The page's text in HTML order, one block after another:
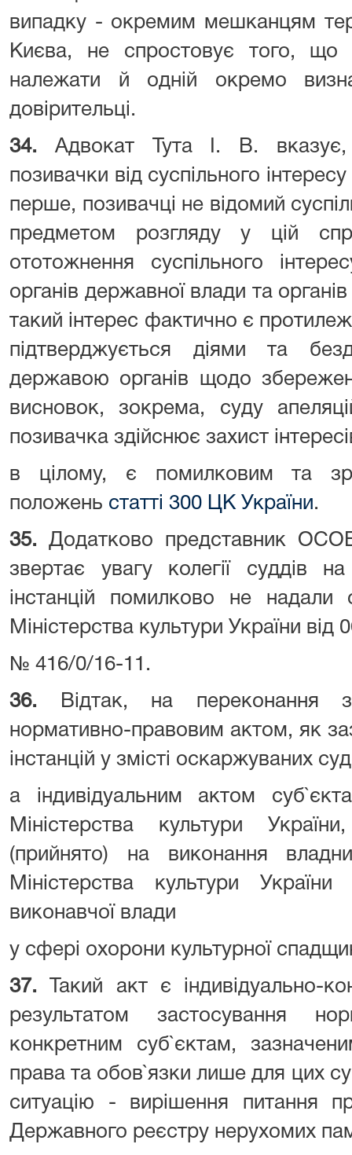
випадку - окремим мешканцям
Києва, не спростовує того,
належати й одній окремо
довірительці.
34. Адвокат Тута І. В. вказує,
позивачки від суспільного
перше, позивачці не відомий
предметом розгляду у цій
ототожнення суспільного
органів державної влади та
такий інтерес фактично є
підтверджується діями та
державою органів щодо
висновок, зокрема, суду
позивачка здійснює захист
в цілому, є помилковим та
положень статті 300 ЦК України.
35. Додатково представник
звертає увагу колегії суддів
інстанцій помилково не надали
Міністерства культури України від
№ 416/0/16-11.
36.
Відтак, на переконання
нормативно-правовим актом, як
інстанцій у змісті оскаржуваних
а індивідуальним актом
Міністерства культури
(прийнято) на виконання
Міністерства культури
виконавчої влади
у сфері охорони культурної
37.
Такий акт є
результатом застосування
конкретним суб`єктам,
права та обов`язки лише для цих
ситуацію - вирішення питання
Державного реєстру нерухомих